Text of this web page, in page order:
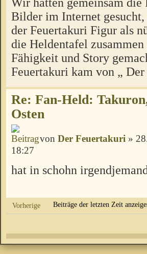
Bilder im Internet gesucht,
der Feuertakuri Figur als
die Heldentafel
Fähigkeit und Story
Feuertakuri kam von „
Re: Fan-Held:
Osten
von Der Feuertakuri »
18:27
hat in schohn
Vorherige Beiträge der letzten Zeit